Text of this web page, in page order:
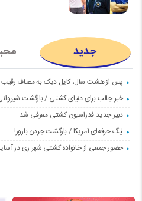
جدید
پس از هشت سال، کایل دیک به مصاف
خبر جالب برای دنیای کشتی / بازگشت
دبیر جدید فدراسیون کشتی معرفی شد
لیگ حرفه‌ای آمریکا / بازگشت جردن باروز!
حضور جمعی از خانواده کشتی شهر ری در